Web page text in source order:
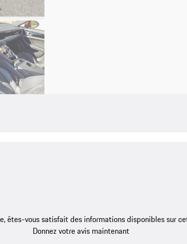
êtes-vous satisfait des informations disponibles sur
Donnez votre avis maintenant